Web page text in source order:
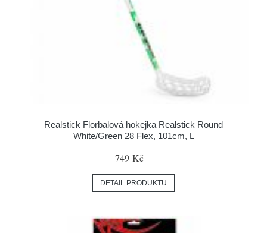
Realstick Florbalová hokejka Realstick Round
White/Green 28 Flex, 101cm, L
749 Kč
DETAIL PRODUKTU